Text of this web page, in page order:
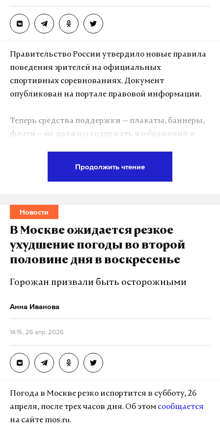
Макс
Дзен
#смерть #онкология # актриса
Правительство России утвердило новые правила
поведения зрителей на официальных
спортивных соревнованиях. Документ
опубликован на портале правовой информации.
Теперь средства поддержки — плакаты, баннеры,
флаги — не должны содержать изображений и
рекламные лозунги, экстремистские и
провокационные послания, нацистская,
экстремистская и террористическая символика,
оскорбления, нецензурная лексика и
непристойности, изображения, способные
оскорбить честь или деловую репутацию,
Если надпись сделана не на русском, потребуется
ее заверенный перевод или согласование с
организаторами.
Пополнился и список запрещенных предметов.
беспилотники, а также средства индивидуальной
мобильности — электросамокаты, гироскутеры и
Продолжить чтение
Новости
В Москве ожидается резкое
ухудшение погоды во второй
половине дня в воскресенье
Горожан призвали быть осторожными
Анна Иванова
14:15, 26 апр. 2026
Погода в Москве резко испортится в субботу, 26
апреля, после трех часов дня. Об этом сообщается
на сайте mos.ru.